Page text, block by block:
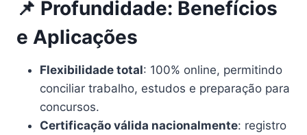
📌 Profundidade: Benefícios
e Aplicações
Flexibilidade total: 100% online, permitindo
conciliar trabalho, estudos e preparação para
concursos.
Certificação válida nacionalmente: registro